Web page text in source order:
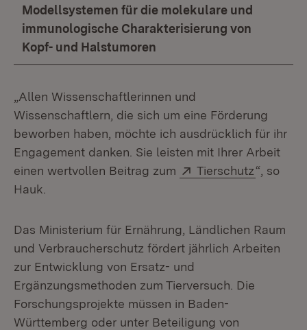
Modellsystemen für die molekulare und
immunologische Charakterisierung von
Kopf- und Halstumoren
„Allen Wissenschaftlerinnen und
Wissenschaftlern, die sich um eine Förderung
beworben haben, möchte ich ausdrücklich für ihr
Engagement danken. Sie leisten mit Ihrer Arbeit
einen wertvollen Beitrag zum
Extern:
Tierschutz(Öffnet
“, so
Hauk.
Das Ministerium für Ernährung, Ländlichen Raum
und Verbraucherschutz fördert jährlich Arbeiten
zur Entwicklung von Ersatz- und
Ergänzungsmethoden zum Tierversuch. Die
Forschungsprojekte müssen in Baden-
Württemberg oder unter Beteiligung von